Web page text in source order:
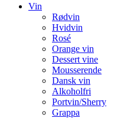
Vin
Rødvin
Hvidvin
Rosé
Orange vin
Dessert vine
Mousserende
Dansk vin
Alkoholfri
Portvin/Sherry
Grappa